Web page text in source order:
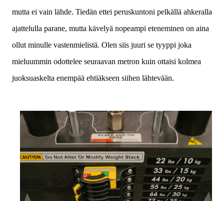
mutta ei vain lähde. Tiedän ettei peruskuntoni pelkällä ahkeralla
ajattelulla parane, mutta kävelyä nopeampi eteneminen on aina
ollut minulle vastenmielistä. Olen siis juuri se tyyppi joka
mieluummin odottelee seuraavan metron kuin ottaisi kolmea
juoksuaskelta enempää ehtiäkseen siihen lähtevään.